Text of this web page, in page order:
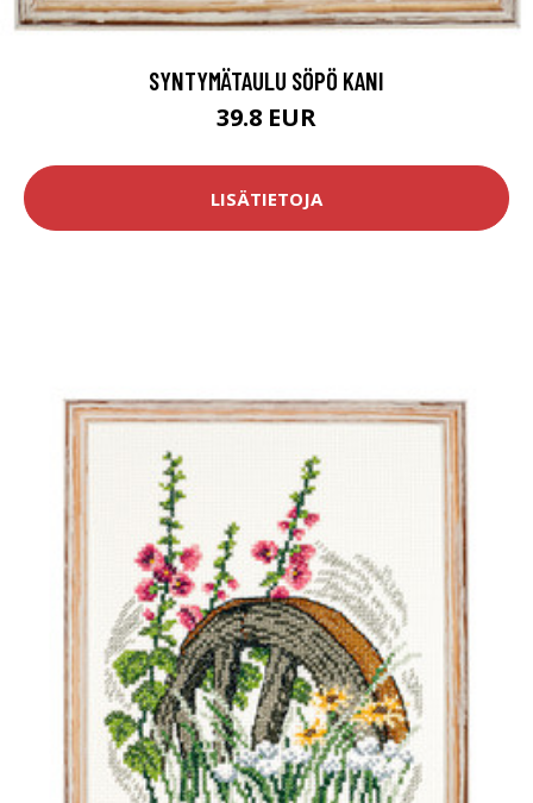
SYNTYMÄTAULU SÖPÖ KANI
39.8 EUR
LISÄTIETOJA